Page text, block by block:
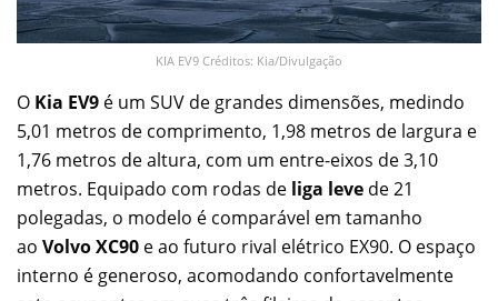
KIA EV9 Créditos: Kia/Divulgação
O Kia EV9 é um SUV de grandes dimensões, medindo
5,01 metros de comprimento, 1,98 metros de largura e
1,76 metros de altura, com um entre-eixos de 3,10
metros. Equipado com rodas de liga leve de 21
polegadas, o modelo é comparável em tamanho
ao Volvo XC90 e ao futuro rival elétrico EX90. O espaço
interno é generoso, acomodando confortavelmente